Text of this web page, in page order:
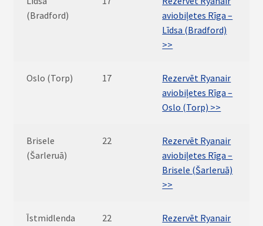
(Bradford)
aviobiļetes Rīga –
Līdsa (Bradford)
>>
Oslo (Torp) 17
Rezervēt Ryanair
aviobiļetes Rīga –
Oslo (Torp) >>
Brisele
(Šarleruā)
22
Rezervēt Ryanair
aviobiļetes Rīga –
Brisele (Šarleruā)
>>
Īstmidlenda
22
Rezervēt Ryanair